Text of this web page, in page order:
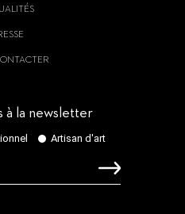
à la newsletter